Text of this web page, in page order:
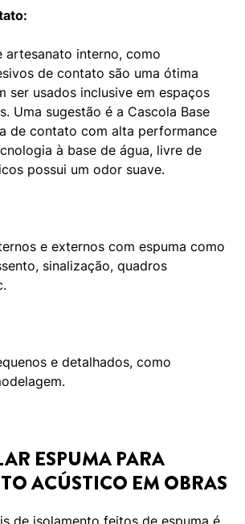
artesanato interno, como
de contato são uma ótima
ser usados inclusive em espaços
Uma sugestão é a Cascola Base
de contato com alta performance
à base de água, livre de
possui um odor suave.
e externos com espuma como
sinalização, quadros
e detalhados, como
ESPUMA PARA
ACÚSTICO EM OBRAS
de isolamento feitos de espuma é